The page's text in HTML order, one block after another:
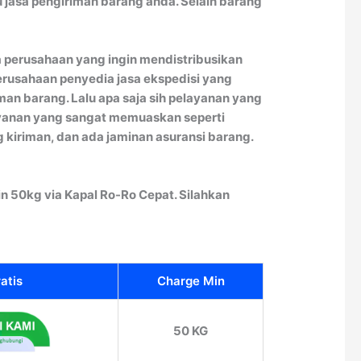
yang ingin mendistribusikan
penyedia jasa ekspedisi yang
barang. Lalu apa saja sih pelayanan yang
yang sangat memuaskan seperti
dan ada jaminan asuransi barang.
via Kapal Ro-Ro Cepat. Silahkan
Charge Min
50 KG